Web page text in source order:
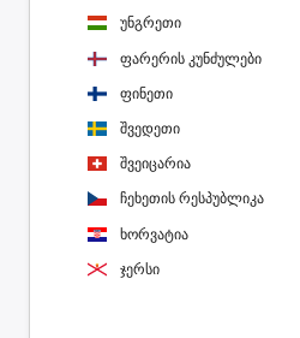
უნგრეთი
ფარერის კუნძულები
ფინეთი
შვედეთი
შვეიცარია
ჩეხეთის რესპუბლიკა
ხორვატია
ჯერსი